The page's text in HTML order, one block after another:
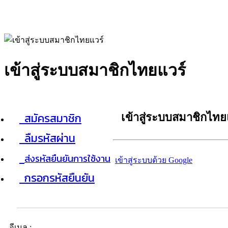
เข้าสู่ระบบสมาชิกไทยแวร์
สมัครสมาชิก
ลืมรหัสผ่าน
ส่งรหัสยืนยันการใช้งาน
กรอกรหัสยืนยัน
เข้าสู่ระบบสมาชิกไท
เข้าสู่ระบบด้วย Google